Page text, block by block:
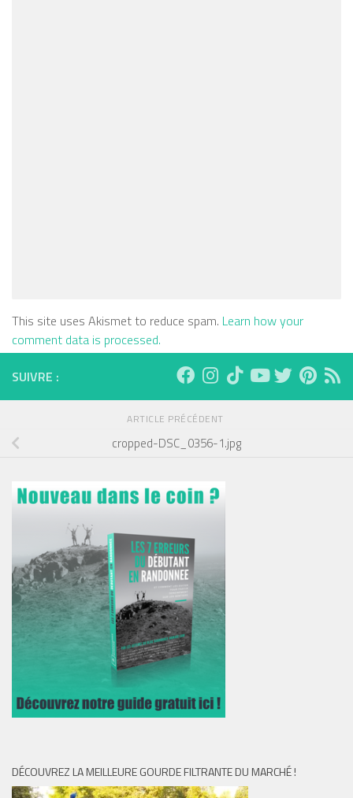
This site uses Akismet to reduce spam. Learn how your
comment data is processed.
SUIVRE :
ARTICLE PRÉCÉDENT
cropped-DSC_0356-1.jpg
DÉCOUVREZ LA MEILLEURE GOURDE FILTRANTE DU MARCHÉ !